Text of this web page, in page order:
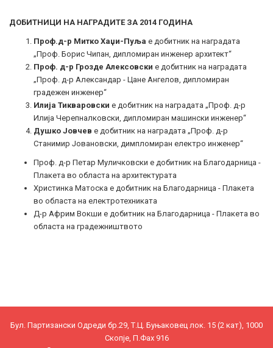
ДОБИТНИЦИ НА НАГРАДИТЕ ЗА 2014 ГОДИНА
Проф.д-р Митко Хаџи-Пуља е добитник на наградата
„Проф. Борис Чипан, дипломиран инженер архитект“
Проф. д-р Грозде Алексовски е добитник на наградата
„Проф. д-р Александар - Цане Ангелов, дипломиран
градежен инженер“
Илија Тикваровски е добитник на наградата „Проф. д-р
Илија Черепналковски, дипломиран машински инженер“
Душко Јовчев е добитник на наградата „Проф. д-р
Станимир Јовановски, димпломиран електро инженер“
Проф. д-р Петар Муличковски е добитник на Благодарница -
Плакета во областа на архитектурата
Христинка Матоска е добитник на Благодарница - Плакета
во областа на електротехниката
Д-р Африм Вокши е добитник на Благодарница - Плакета во
областа на градежништвото
Бул. Партизански Одреди бр.29, Т.Ц. Буњаковец лок. 15 (2 кат), 1000
Скопје, П.Фах 916